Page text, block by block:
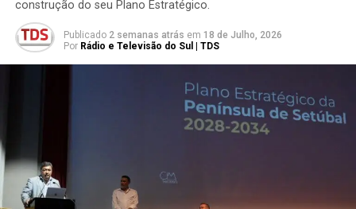
construção do seu Plano Estratégico.
Publicado 2 semanas atrás em 18 de Julho, 2026
Por Rádio e Televisão do Sul | TDS